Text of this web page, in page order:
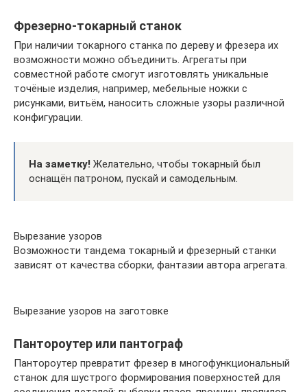
Фрезерно-токарный станок
При наличии токарного станка по дереву и фрезера их
возможности можно объединить. Агрегаты при
совместной работе смогут изготовлять уникальные
точёные изделия, например, мебельные ножки с
рисунками, витьём, наносить сложные узоры различной
конфигурации.
На заметку! Желательно, чтобы токарный был
оснащён патроном, пускай и самодельным.
Вырезание узоров
Возможности тандема токарный и фрезерный станки
зависят от качества сборки, фантазии автора агрегата.
Вырезание узоров на заготовке
Пантороутер или пантограф
Пантороутер превратит фрезер в многофункциональный
станок для шустрого формирования поверхностей для